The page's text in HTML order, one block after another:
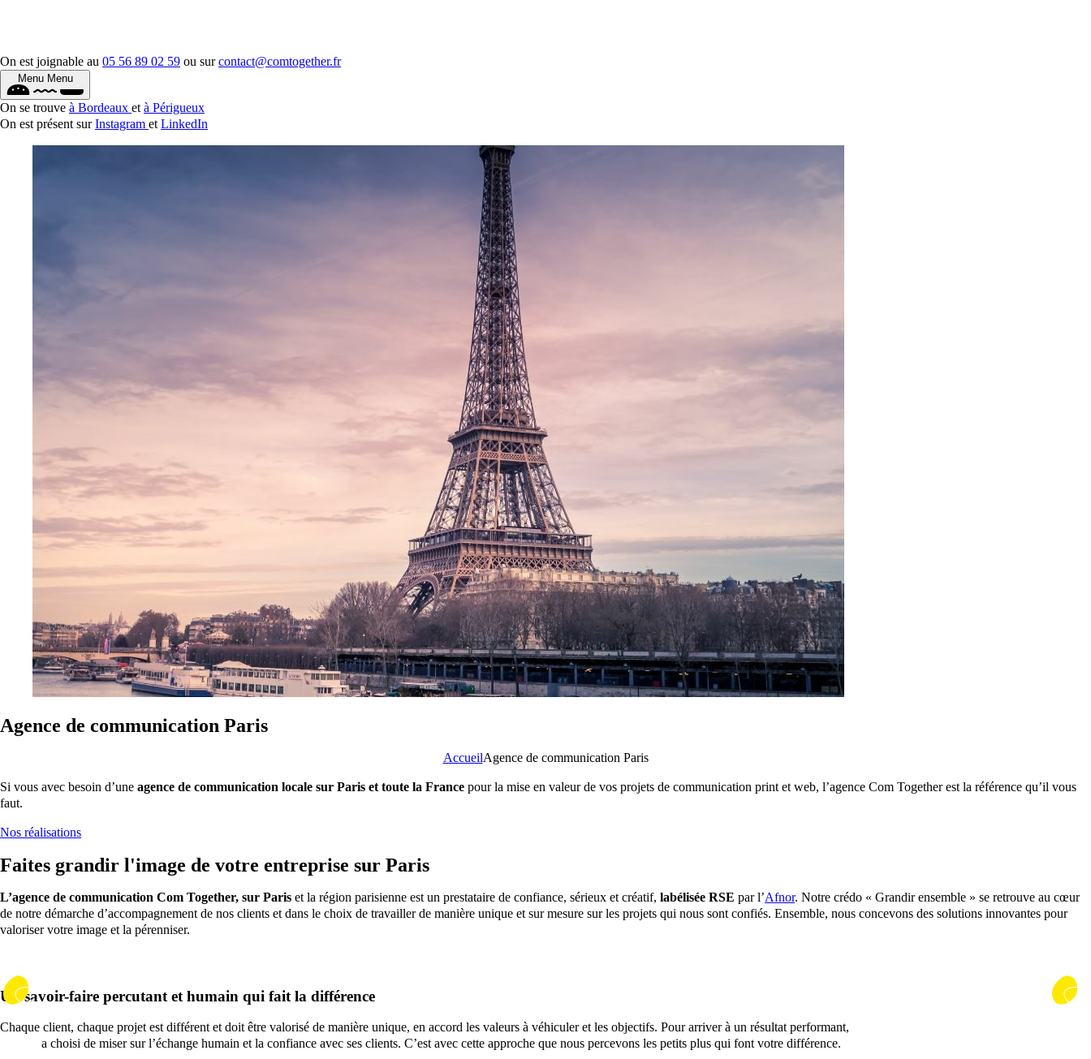
On est joignable au 05 56 89 02 59 ou surcontact@comtogether.fr
Menu Menu
On se trouve à Bordeaux et à Périgueux
On est présent surInstagram et LinkedIn
Agence de communication Paris
AccueilAgence de communication Paris
Si vous avec besoin d’une agence de communication locale sur Paris et toute la France pour la mise en valeur de vos projets de communication print et web, l’agence Com Together est la référence qu’il vous
faut.
Nos réalisations
Faites grandir l'image de votre entreprise sur Paris
L’agence de communication Com Together, sur Paris et la région parisienne est un prestataire de confiance, sérieux et créatif, labélisée RSE par l’Afnor. Notre crédo « Grandir ensemble » se retrouve au cœur
de notre démarche d’accompagnement de nos clients et dans le choix de travailler de manière unique et sur mesure sur les projets qui nous sont confiés. Ensemble, nous concevons des solutions innovantes pour
valoriser votre image et la pérenniser.
Un savoir-faire percutant et humain qui fait la différence
Chaque client, chaque projet est différent et doit être valorisé de manière unique, en accord les valeurs à véhiculer et les objectifs. Pour arriver à un résultat performant,
a choisi de miser sur l’échange humain et la confiance avec ses clients. C’est avec cette approche que nous percevons les petits plus qui font votre différence.